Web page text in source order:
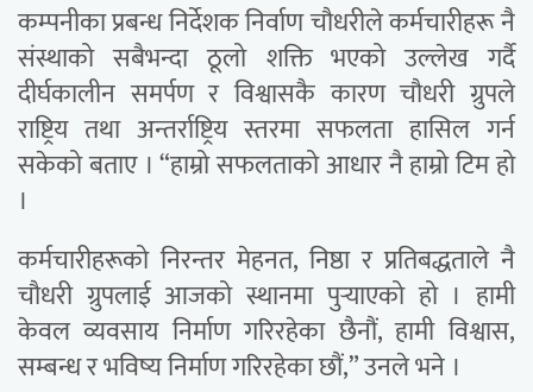
कम्पनीका प्रबन्ध निर्देशक निर्वाण चौधरीले कर्मचारीहरू नै
संस्थाको सबैभन्दा ठूलो शक्ति भएको उल्लेख गर्दै
दीर्घकालीन समर्पण र विश्वासकै कारण चौधरी ग्रुपले
राष्ट्रिय तथा अन्तर्राष्ट्रिय स्तरमा सफलता हासिल गर्न
सकेको बताए । “हाम्रो सफलताको आधार नै हाम्रो टिम हो
।
कर्मचारीहरूको निरन्तर मेहनत, निष्ठा र प्रतिबद्धताले नै
चौधरी ग्रुपलाई आजको स्थानमा पुर्‍याएको हो । हामी
केवल व्यवसाय निर्माण गरिरहेका छैनौं, हामी विश्वास,
सम्बन्ध र भविष्य निर्माण गरिरहेका छौं,” उनले भने ।